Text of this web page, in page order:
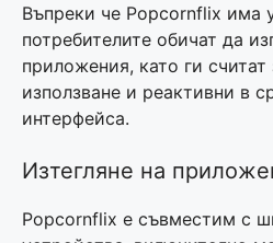
Въпреки че Popcornflix има
потребителите обичат да
приложения, като ги считат
използване и реактивни в
интерфейса.
Изтегляне на
Popcornflix е съвместим с